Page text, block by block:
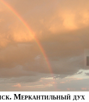
Меркантильный дух